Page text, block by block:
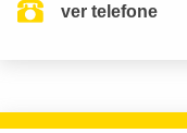
ver telefone